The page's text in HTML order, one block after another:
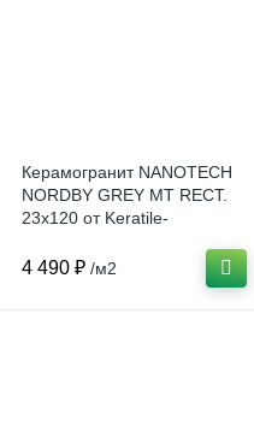
Керамогранит NANOTECH
NORDBY GREY MT RECT.
23x120 от Keratile-
4 490 ₽ /м2